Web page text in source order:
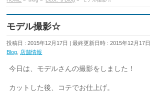
モデル撮影☆
投稿日 : 2015年12月17日 最終更新日時 : 2015年12月17日
Blog 店舗情報
今日は、モデルさんの撮影をしました！
カットした後、コテでお仕上げ。